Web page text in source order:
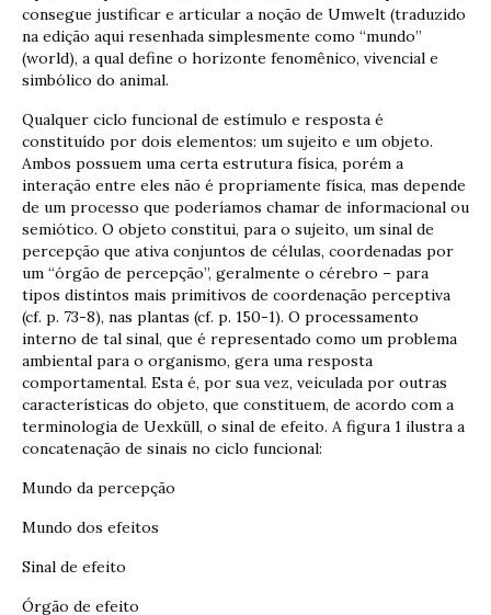
consegue justificar e articular a noção de Umwelt (traduzido
na edição aqui resenhada simplesmente como “mundo”
(world), a qual define o horizonte fenomênico, vivencial e
simbólico do animal.
Qualquer ciclo funcional de estímulo e resposta é
constituído por dois elementos: um sujeito e um objeto.
Ambos possuem uma certa estrutura física, porém a
interação entre eles não é propriamente física, mas depende
de um processo que poderíamos chamar de informacional ou
semiótico. O objeto constitui, para o sujeito, um sinal de
percepção que ativa conjuntos de células, coordenadas por
um “órgão de percepção”, geralmente o cérebro – para
tipos distintos mais primitivos de coordenação perceptiva
(cf. p. 73-8), nas plantas (cf. p. 150-1). O processamento
interno de tal sinal, que é representado como um problema
ambiental para o organismo, gera uma resposta
comportamental. Esta é, por sua vez, veiculada por outras
características do objeto, que constituem, de acordo com a
terminologia de Uexküll, o sinal de efeito. A figura 1 ilustra a
concatenação de sinais no ciclo funcional:
Mundo da percepção
Mundo dos efeitos
Sinal de efeito
Órgão de efeito